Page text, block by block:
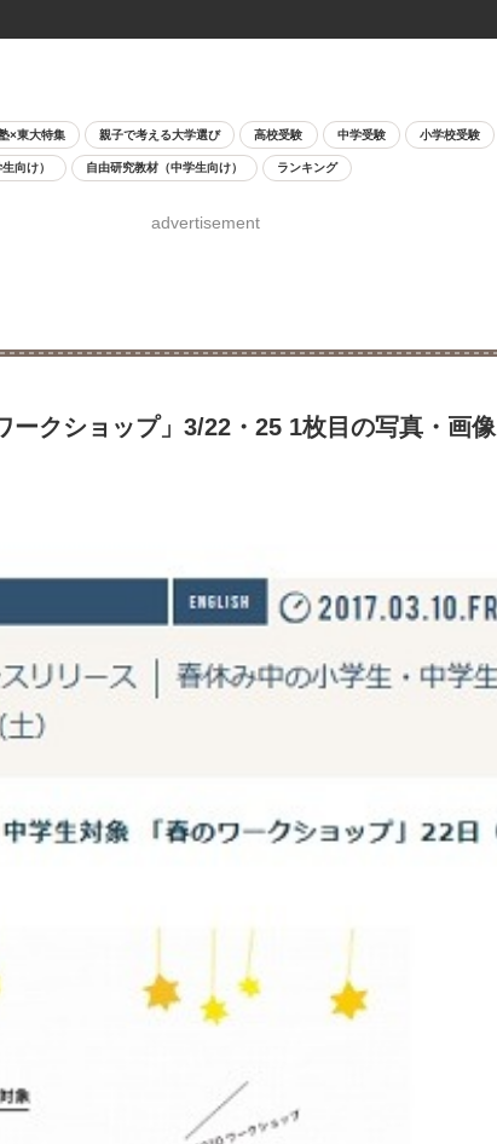
×東大特集 親子で考える大学選び 高校受験 中学受験 小学校受験
向け） 自由研究教材（中学生向け） ランキング
advertisement
ークショップ」3/22・25 1枚目の写真・画像